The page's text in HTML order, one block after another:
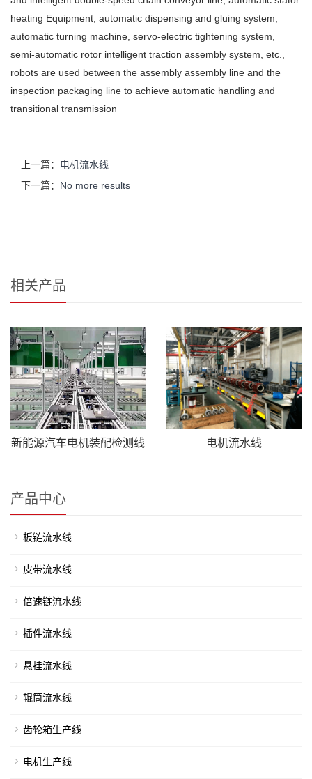
heating Equipment, automatic dispensing and gluing system,
automatic turning machine, servo-electric tightening system,
semi-automatic rotor intelligent traction assembly system, etc.,
robots are used between the assembly assembly line and the
inspection packaging line to achieve automatic handling and
transitional transmission
上一篇： 电机流水线
下一篇： No more results
相关产品
新能源汽车电机装配检测线 电机流水线
产品中心
板链流水线
皮带流水线
倍速链流水线
插件流水线
悬挂流水线
辊筒流水线
齿轮箱生产线
电机生产线